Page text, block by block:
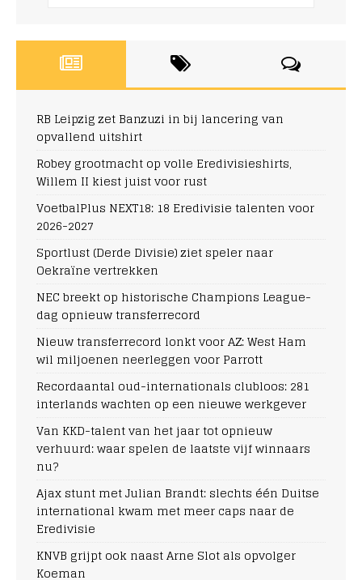
RB Leipzig zet Banzuzi in bij lancering van
opvallend uitshirt
Robey grootmacht op volle Eredivisieshirts,
Willem II kiest juist voor rust
VoetbalPlus NEXT18: 18 Eredivisie talenten voor
2026-2027
Sportlust (Derde Divisie) ziet speler naar
Oekraïne vertrekken
NEC breekt op historische Champions League-
dag opnieuw transferrecord
Nieuw transferrecord lonkt voor AZ: West Ham
wil miljoenen neerleggen voor Parrott
Recordaantal oud-internationals clubloos: 281
interlands wachten op een nieuwe werkgever
Van KKD-talent van het jaar tot opnieuw
verhuurd: waar spelen de laatste vijf winnaars
nu?
Ajax stunt met Julian Brandt: slechts één Duitse
international kwam met meer caps naar de
Eredivisie
KNVB grijpt ook naast Arne Slot als opvolger
Koeman